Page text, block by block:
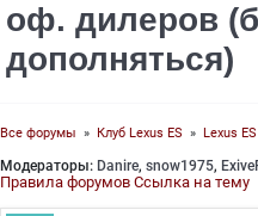
оф. дилеров
дополняться)
Все форумы » Клуб Lexus ES » Lexus
Модераторы: Danire, snow1975,
Правила форумов Ссылка на тему